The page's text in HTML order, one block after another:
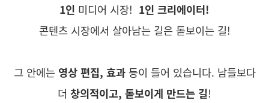
1인 미디어 시장! 1인 크리에이터!
콘텐츠 시장에서 살아남는 길은 돋보이는 길!
그 안에는 영상 편집, 효과등이 들어 있습니다. 남들보다
더 창의적이고, 돋보이게 만드는 길!